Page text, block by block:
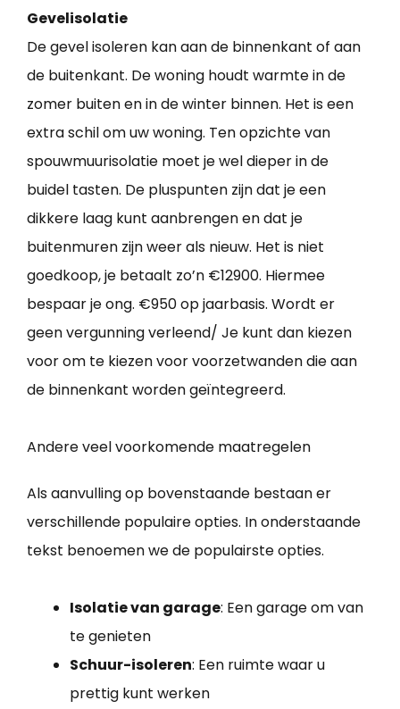
Gevelisolatie
De gevel isoleren kan aan de binnenkant of aan
de buitenkant. De woning houdt warmte in de
zomer buiten en in de winter binnen. Het is een
extra schil om uw woning. Ten opzichte van
spouwmuurisolatie moet je wel dieper in de
buidel tasten. De pluspunten zijn dat je een
dikkere laag kunt aanbrengen en dat je
buitenmuren zijn weer als nieuw. Het is niet
goedkoop, je betaalt zo’n €12900. Hiermee
bespaar je ong. €950 op jaarbasis. Wordt er
geen vergunning verleend/ Je kunt dan kiezen
voor om te kiezen voor voorzetwanden die aan
de binnenkant worden geïntegreerd.
Andere veel voorkomende maatregelen
Als aanvulling op bovenstaande bestaan er
verschillende populaire opties. In onderstaande
tekst benoemen we de populairste opties.
Isolatie van garage: Een garage om van
te genieten
Schuur-isoleren: Een ruimte waar u
prettig kunt werken